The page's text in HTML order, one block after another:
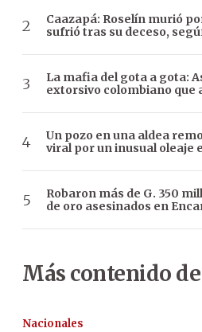
Caazapá: Roselín murió
sufrió tras su deceso,
La mafia del gota a gota:
extorsivo colombiano que
Un pozo en una aldea
viral por un inusual oleaje
Robaron más de G. 350
de oro asesinados en
Más contenido
Nacionales